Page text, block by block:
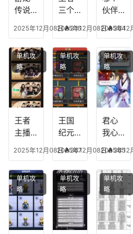
传说
技
能，
游龙
传说
多少
级能
挖矿
2025年12月08日 316
三个
加
点，
王者
技能
可以
放三
个是
什么
模式
2025年12月08日 364
伙伴
心符
技
能，
失心
符命
中后
附加
五雷
2025年12
王者
主播
搭
配，
王者
最强
的主
播
2025年12月08日 367
单机攻
略
王国
纪元
搭
配，
王国
纪元
最强
2025年12月08日 365
单机攻
略
君心
我心
宫攻
略，
君心
我心
剧情
文本
2025年12
单机攻
略
单机攻
略
单机攻
略
单机攻
略